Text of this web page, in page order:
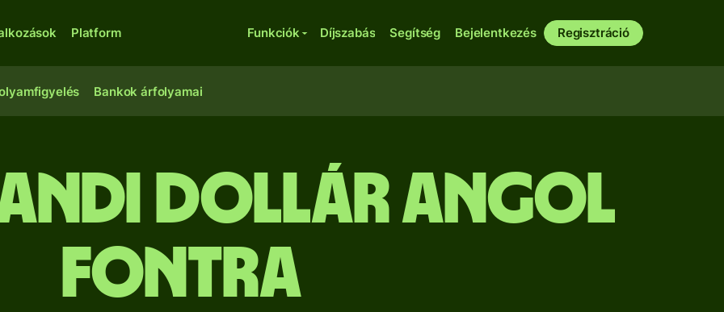
Platform Funkciók Díjszabás Segítség Bejelentkezés Regisztráció
Bankok árfolyamai
dollár angol
fontra